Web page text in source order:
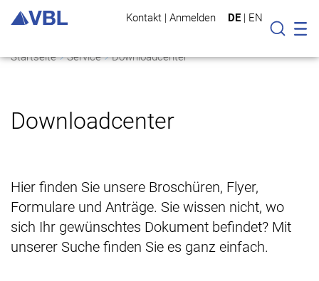
Kontakt | Anmelden DE | EN
Suche
Startseite Service Downloadcenter
Downloadcenter
Hier finden Sie unsere Broschüren, Flyer,
Formulare und Anträge. Sie wissen nicht, wo
sich Ihr gewünschtes Dokument befindet? Mit
unserer Suche finden Sie es ganz einfach.